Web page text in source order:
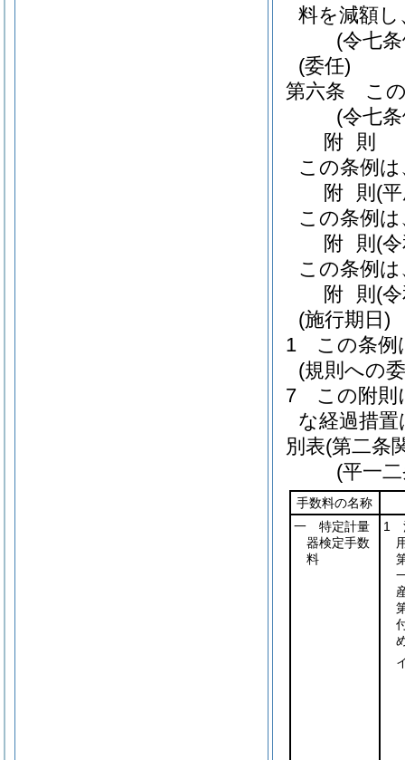
料を減額
(令七
(委任)
第六条
こ
(令七
附 則
この条例
附 則 (
この条例
附 則 (
この条例
附 則 (
(施行期日)
1
この条例
(規則への
7
この附
な経過措
別表(第二条
(平一
手数料の名称
一 特定計量
器検定手数
料
1